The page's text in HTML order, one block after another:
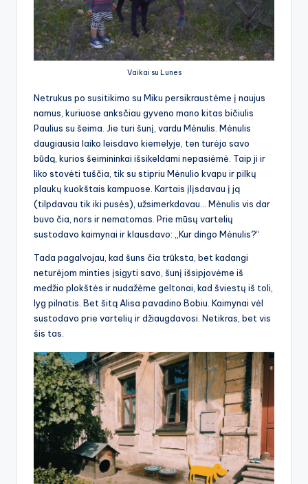
Vaikai su Lunes
Netrukus po susitikimo su Miku persikraustėme į naujus
namus, kuriuose anksčiau gyveno mano kitas bičiulis
Paulius su šeima. Jie turi šunį, vardu Mėnulis. Mėnulis
daugiausia laiko leisdavo kiemelyje, ten turėjo savo
būdą, kurios šeimininkai išsikeldami nepasiėmė. Taip ji ir
liko stovėti tuščia, tik su stipriu Mėnulio kvapu ir pilkų
plaukų kuokštais kampuose. Kartais įlįsdavau į ją
(tilpdavau tik iki pusės), užsimerkdavau… Mėnulis vis dar
buvo čia, nors ir nematomas. Prie mūsų vartelių
sustodavo kaimynai ir klausdavo: „Kur dingo Mėnulis?“
Tada pagalvojau, kad šuns čia trūksta, bet kadangi
neturėjom minties įsigyti savo, šunį išsipjovėme iš
medžio plokštės ir nudažėme geltonai, kad šviestų iš toli,
lyg pilnatis. Bet šitą Alisa pavadino Bobiu. Kaimynai vėl
sustodavo prie vartelių ir džiaugdavosi. Netikras, bet vis
šis tas.